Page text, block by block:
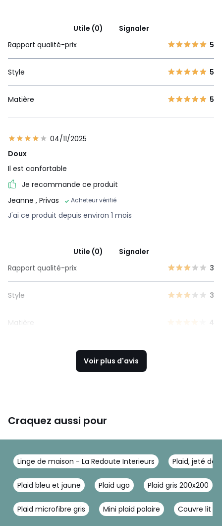
Utile (0)
Signaler
Rapport qualité-prix
5
Style 5
Matière 5
04/11/2025
Doux
Il est confortable
Je recommande ce produit
Jeanne , Privas Acheteur vérifié
J'ai ce produit depuis environ 1 mois
Utile (0)
Signaler
Rapport qualité-prix
3
Style 3
Matière 4
Voir plus d'avis
Craquez aussi pour
Linge de maison - La Redoute Interieurs Plaid, jeté de
Plaid bleu et jaune Plaid ugo Plaid gris 200x200
Plaid microfibre gris Mini plaid polaire Couvre lit